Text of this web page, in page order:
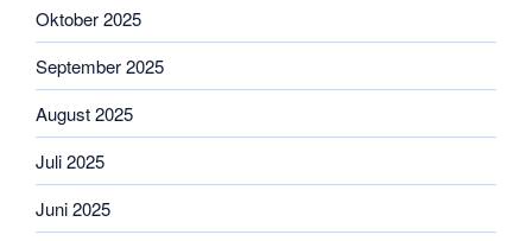
Oktober 2025
September 2025
August 2025
Juli 2025
Juni 2025